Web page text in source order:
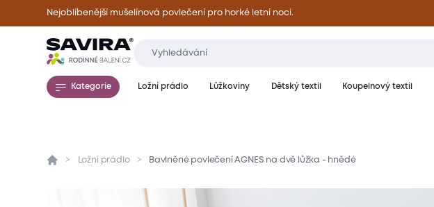
Nejoblíbenější mušelínová povlečení pro horké letní noci.
Kategorie Ložní prádlo Lůžkoviny Dětský textil Koupelnový textil
Přehled Parametry Popis produktu Materiál a péče
Ložní prádlo Bavlněné povlečení AGNES na dvě lůžka - hnědé